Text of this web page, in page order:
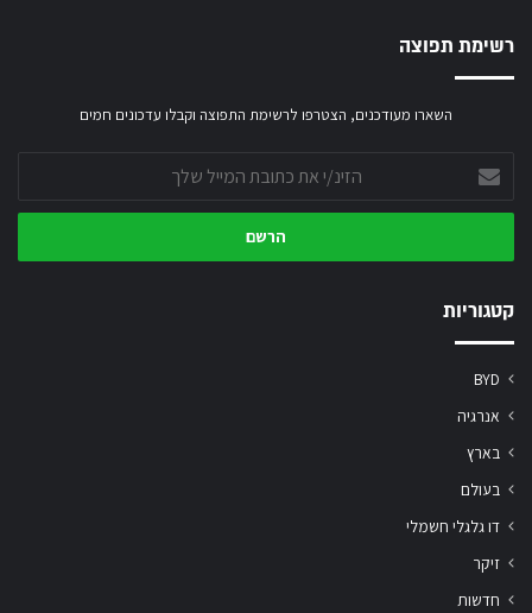
רשימת תפוצה
השארו מעודכנים, הצטרפו לרשימת התפוצה וקבלו עדכונים חמים
את
כתובת
שלך
קטגוריות
BYD
אנרגיה
בארץ
בעולם
דו גלגלי חשמלי
זיקר
חדשות